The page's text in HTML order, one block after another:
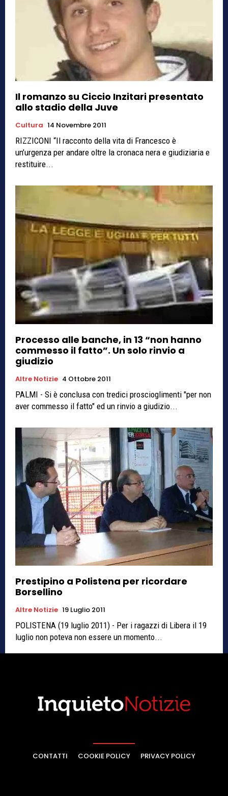
Il romanzo su Ciccio Inzitari presentato
allo stadio della Juve
Cultura 14 Novembre 2011
RIZZICONI “Il racconto della vita di Francesco è
un’urgenza per andare oltre la cronaca nera e giudiziaria e
restituire...
Processo alle banche, in 13 “non hanno
commesso il fatto”. Un solo rinvio a
giudizio
Altre Notizie 4 Ottobre 2011
PALMI - Si è conclusa con tredici proscioglimenti "per non
aver commesso il fatto" ed un rinvio a giudizio...
Prestipino a Polistena per ricordare
Borsellino
Altre Notizie 19 Luglio 2011
POLISTENA (19 luglio 2011) - Per i ragazzi di Libera il 19
luglio non poteva non essere un momento...
CONTATTI COOKIE POLICY PRIVACY POLICY